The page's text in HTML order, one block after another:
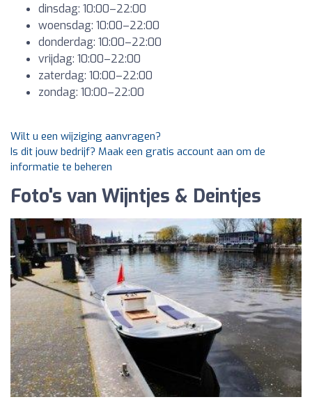
dinsdag: 10:00–22:00
woensdag: 10:00–22:00
donderdag: 10:00–22:00
vrijdag: 10:00–22:00
zaterdag: 10:00–22:00
zondag: 10:00–22:00
Wilt u een wijziging aanvragen?
Is dit jouw bedrijf? Maak een gratis account aan om de
informatie te beheren
Foto's van Wijntjes & Deintjes